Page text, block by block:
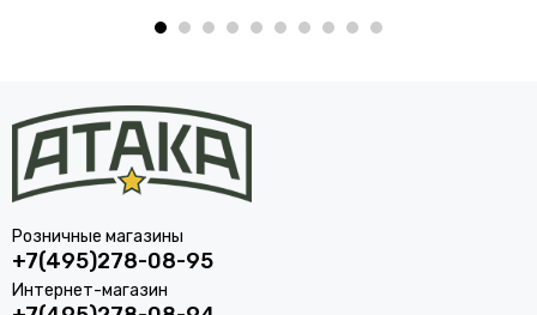
Розничные магазины
+7(495)278-08-95
Интернет-магазин